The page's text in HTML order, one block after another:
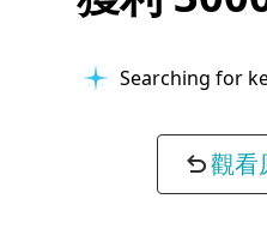
Searching for
觀看